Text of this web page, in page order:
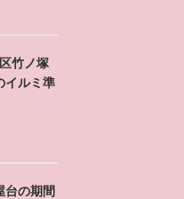
竹ノ塚
イルミ準
台の期間